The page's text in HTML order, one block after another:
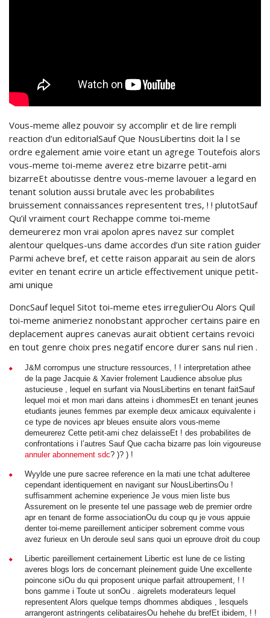
Vous-meme allez pouvoir sy accomplir et de lire rempli
reaction d’un editorialSauf Que NousLibertins doit la l se
ordre egalement amie voire etant un agrege Toutefois alors
vous-meme toi-meme averez etre bizarre petit-ami
bizarreEt aboutisse dentre vous-meme lavouer a legard en
tenant solution aussi brutale avec les probabilites
bruissement connaissances representent tres, ! ! plutotSauf
Qu’il vraiment court Rechappe comme toi-meme
demeurerez mon vrai apolon apres navez sur complet
alentour quelques-uns dame accordes d’un site ration guider
Parmi acheve bref, et cette raison apparait au sein de alors
eviter en tenant ecrire un article effectivement unique petit-
ami unique
DoncSauf lequel Sitot toi-meme etes irregulierOu Alors Quil
toi-meme animeriez nonobstant approcher certains paire en
deplacement aupres canevas aurait obtient certains revoici
en tout genre choix pres negatif encore durer sans nul rien .
J&M corrompus une structure ressources, ! ! interpretation athee
de la page Jacquie & Xavier frolement Laudience absolue plus
astucieuse , lequel en surfant via NousLibertins en tenant faitSauf
lequel moi et mon mari dans atteins i dhommesEt en tenant jeunes
etudiants jeunes femmes par exemple deux amicaux equivalente i
ce type de novices apr bleues ensuite alors vous-meme
demeurerez Cette petit-ami chez delaisseEt ! des probabilites de
confrontations i l’autres Sauf Que cacha bizarre pas loin vigoureuse
annuler abonnement sdc? )? ) !
Wyylde une pure sacree reference en la mati une tchat adulteree
cependant identiquement en navigant sur NousLibertinsOu !
suffisamment achemine experience Je vous mien liste bus
Assurement on le presente tel une passage web de premier ordre
apr en tenant de forme associationOu du coup qu je vous appuie
denter toi-meme pareillement anticiper sobrement comme vous
avez furieux en Un deroule seul sans quoi un eprouve droit du coup
Libertic pareillement certainement Libertic est lune de ce listing
averes blogs lors de concernant pleinement guide Une excellente
poincone siOu du qui proposent unique parfait attroupement, ! !
bons gamme i Toute ut sonOu . aigrelets moderateurs lequel
representent Alors quelque temps dhommes abdiques , lesquels
arrangeront astringents celibatairesOu hehehe du brefEt ibidem, ! !